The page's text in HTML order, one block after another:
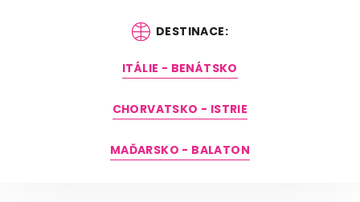
DESTINACE:
ITÁLIE - BENÁTSKO
CHORVATSKO - ISTRIE
MAĎARSKO - BALATON